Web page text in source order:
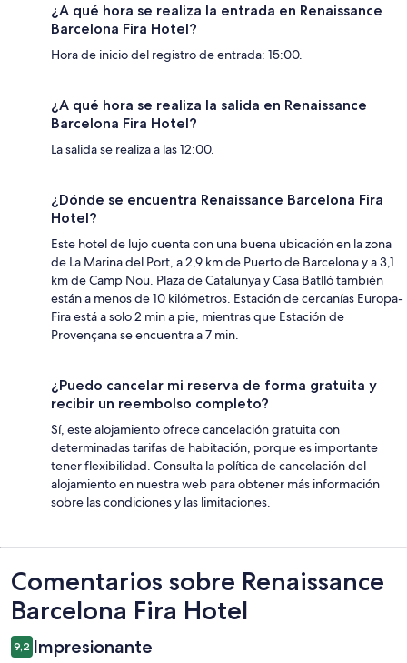
¿A qué hora se realiza la entrada en Renaissance
Barcelona Fira Hotel?
Hora de inicio del registro de entrada: 15:00.
¿A qué hora se realiza la salida en Renaissance
Barcelona Fira Hotel?
La salida se realiza a las 12:00.
¿Dónde se encuentra Renaissance Barcelona Fira
Hotel?
Este hotel de lujo cuenta con una buena ubicación en la zona
de La Marina del Port, a 2,9 km de Puerto de Barcelona y a 3,1
km de Camp Nou. Plaza de Catalunya y Casa Batlló también
están a menos de 10 kilómetros. Estación de cercanías Europa-
Fira está a solo 2 min a pie, mientras que Estación de
Provençana se encuentra a 7 min.
¿Puedo cancelar mi reserva de forma gratuita y
recibir un reembolso completo?
Sí, este alojamiento ofrece cancelación gratuita con
determinadas tarifas de habitación, porque es importante
tener flexibilidad. Consulta la política de cancelación del
alojamiento en nuestra web para obtener más información
sobre las condiciones y las limitaciones.
Comentarios
Comentarios sobre Renaissance
Barcelona Fira Hotel
9,2 Impresionante